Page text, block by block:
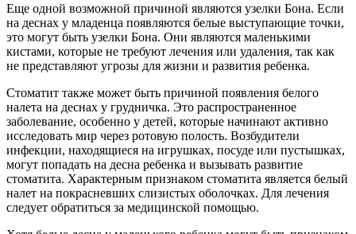
Еще одной возможной причиной являются узелки Бона. Если
на деснах у младенца появляются белые выступающие точки,
это могут быть узелки Бона. Они являются маленькими
кистами, которые не требуют лечения или удаления, так как
не представляют угрозы для жизни и развития ребенка.
Стоматит также может быть причиной появления белого
налета на деснах у грудничка. Это распространенное
заболевание, особенно у детей, которые начинают активно
исследовать мир через ротовую полость. Возбудители
инфекции, находящиеся на игрушках, посуде или пустышках,
могут попадать на десна ребенка и вызывать развитие
стоматита. Характерным признаком стоматита является белый
налет на покрасневших слизистых оболочках. Для лечения
следует обратиться за медицинской помощью.